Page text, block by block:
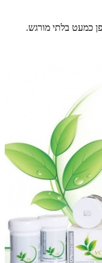
כמעט בלתי מורגש.